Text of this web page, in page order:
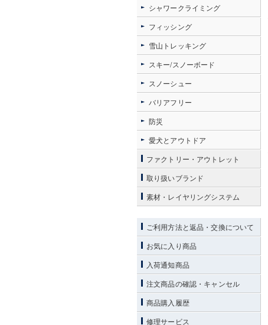
シャワークライミング
フィッシング
雪山トレッキング
スキー/スノーボード
スノーシュー
バリアフリー
防災
愛犬とアウトドア
ファクトリー・アウトレット
取り扱いブランド
素材・レイヤリングシステム
ご利用方法と返品・交換について
お気に入り商品
入荷通知商品
注文商品の確認・キャンセル
商品購入履歴
修理サービス